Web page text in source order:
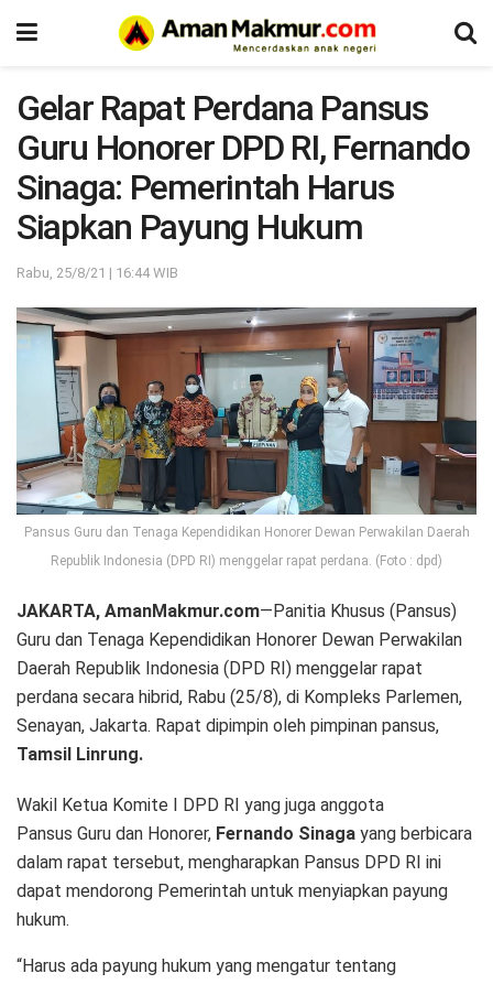
Gelar Rapat Perdana Pansus
Guru Honorer DPD RI, Fernando
Sinaga: Pemerintah Harus
Siapkan Payung Hukum
Rabu, 25/8/21 | 16:44 WIB
Pansus Guru dan Tenaga Kependidikan Honorer Dewan Perwakilan Daerah
Republik Indonesia (DPD RI) menggelar rapat perdana. (Foto : dpd)
JAKARTA, AmanMakmur.com—Panitia Khusus (Pansus)
Guru dan Tenaga Kependidikan Honorer Dewan Perwakilan
Daerah Republik Indonesia (DPD RI) menggelar rapat
perdana secara hibrid, Rabu (25/8), di Kompleks Parlemen,
Senayan, Jakarta. Rapat dipimpin oleh pimpinan pansus,
Tamsil Linrung.
Wakil Ketua Komite I DPD RI yang juga anggota
Pansus Guru dan Honorer, Fernando Sinaga yang berbicara
dalam rapat tersebut, mengharapkan Pansus DPD RI ini
dapat mendorong Pemerintah untuk menyiapkan payung
hukum.
“Harus ada payung hukum yang mengatur tentang